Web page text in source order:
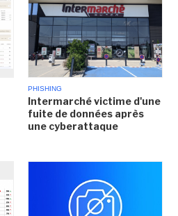
PHISHING
Intermarché victime d'une
fuite de données après
une cyberattaque